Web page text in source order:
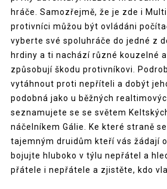
hráče. Samozřejmě, že je zde i
protivníci můžou být ovládáni
vyberte své spoluhráče do jedné z
hrdiny a ti nachází různé kouzelné
způsobují škodu protivníkovi.
vytáhnout proti nepříteli a dobýt
podobná jako u běžných
seznamujete se se světem
náčelníkem Gálie. Ke které straně
tajemným druidům kteří vás žádají
bojujte hluboko v týlu nepřátel a
přátele i nepřátele a zjistěte, kdo